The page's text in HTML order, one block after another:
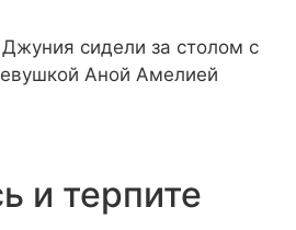
сидели за столом с
Аной Амелией
и терпите